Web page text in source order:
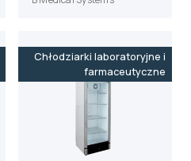
Chłodziarki laboratoryjne i
farmaceutyczne